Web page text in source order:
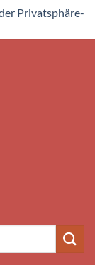
Privatsphäre-